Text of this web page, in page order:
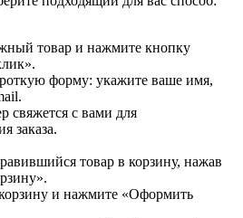
товар и нажмите кнопку
форму: укажите ваше имя,
свяжется с вами для
заказа.
товар в корзину, нажав
и нажмите «Оформить